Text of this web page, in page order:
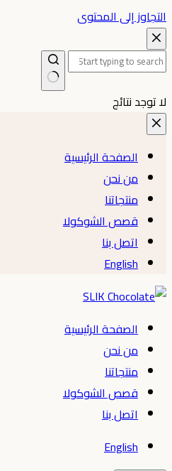
التجاوز إلى المحتوى
لا توجد نتائج
الصفحة الرئيسية
من نحن
منتجاتنا
قصص الشوكولا
اتصل بنا
English
الصفحة الرئيسية
من نحن
منتجاتنا
قصص الشوكولا
اتصل بنا
English